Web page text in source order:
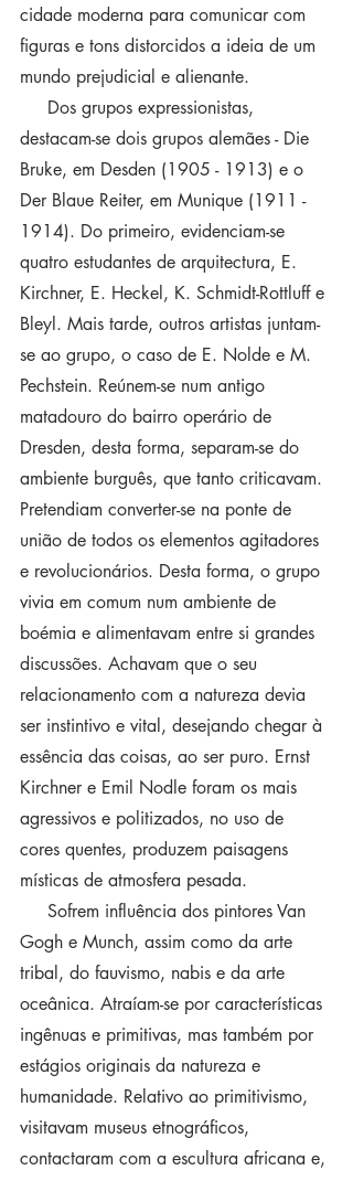
cidade moderna para comunicar com
figuras e tons distorcidos a ideia de um
mundo prejudicial e alienante.
destacam-se dois grupos alemães - Die
Bruke, em Desden (1905 - 1913) e o
Der Blaue Reiter, em Munique (1911 -
1914). Do primeiro, evidenciam-se
quatro estudantes de arquitectura, E.
Kirchner, E. Heckel, K. Schmidt-Rottluff e
Bleyl. Mais tarde, outros artistas juntam-
se ao grupo, o caso de E. Nolde e M.
Pechstein. Reúnem-se num antigo
matadouro do bairro operário de
Dresden, desta forma, separam-se do
ambiente burguês, que tanto criticavam.
Pretendiam converter-se na ponte de
união de todos os elementos agitadores
e revolucionários. Desta forma, o grupo
vivia em comum num ambiente de
boémia e alimentavam entre si grandes
discussões. Achavam que o seu
relacionamento com a natureza devia
ser instintivo e vital, desejando chegar à
essência das coisas, ao ser puro. Ernst
Kirchner e Emil Nodle foram os mais
agressivos e politizados, no uso de
cores quentes, produzem paisagens
místicas de atmosfera pesada.
Gogh e Munch, assim como da arte
tribal, do fauvismo, nabis e da arte
oceânica. Atraíam-se por características
ingênuas e primitivas, mas também por
estágios originais da natureza e
humanidade. Relativo ao primitivismo,
visitavam museus etnográficos,
contactaram com a escultura africana e,